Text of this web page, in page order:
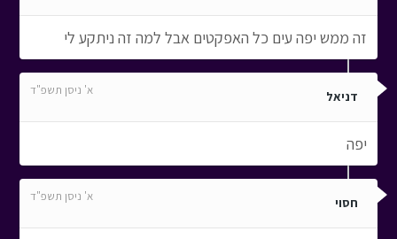
זה ממש יפה עים כל האפקטים אבל למה זה ניתקע לי
דניאל א' ניסן תשפ"ד
יפה
חסוי א' ניסן תשפ"ד